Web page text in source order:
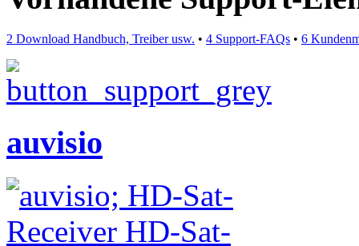
2 Download Handbuch, Treiber usw. • 4 Support-FAQs • 6
auvisio